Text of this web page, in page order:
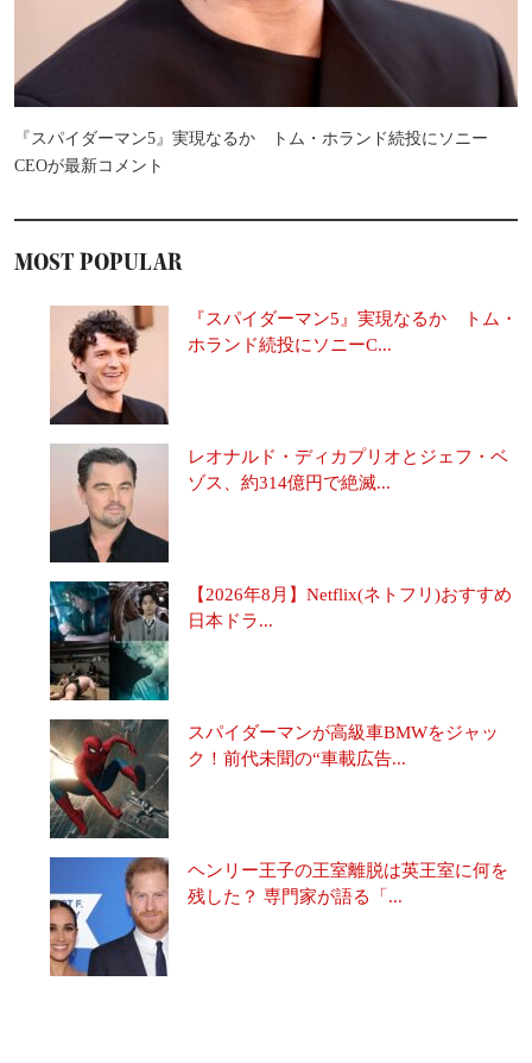
『スパイダーマン5』実現なるか トム・ホランド続投にソニー
CEOが最新コメント
MOST POPULAR
『スパイダーマン5』実現なるか トム・
ホランド続投にソニーC...
レオナルド・ディカプリオとジェフ・ベ
ゾス、約314億円で絶滅...
【2026年8月】Netflix(ネトフリ)おすすめ
日本ドラ...
スパイダーマンが高級車BMWをジャッ
ク！前代未聞の“車載広告...
ヘンリー王子の王室離脱は英王室に何を
残した？ 専門家が語る「...